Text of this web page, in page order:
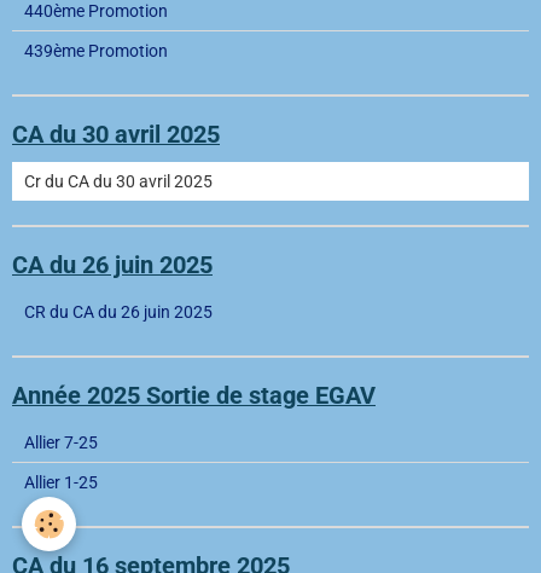
440ème Promotion
439ème Promotion
CA du 30 avril 2025
Cr du CA du 30 avril 2025
CA du 26 juin 2025
CR du CA du 26 juin 2025
Année 2025 Sortie de stage EGAV
Allier 7-25
Allier 1-25
CA du 16 septembre 2025